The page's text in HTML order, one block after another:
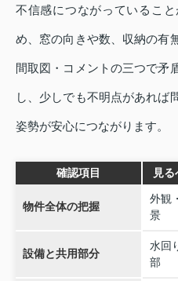
不信感につながっているこ
め、窓の向きや数、収納の有
間取図・コメントの三つで矛
し、少しでも不明点があれば
姿勢が安心につながります。
確認項目 見
物件全体の把握
外観
景
設備と共用部分
水回
部